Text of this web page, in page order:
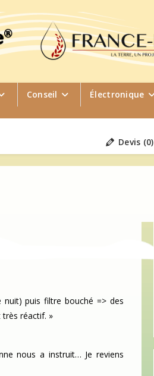
Conseil Électronique
Devis (0)
puis filtre bouché => des
très réactif. »
nous a instruit… Je reviens